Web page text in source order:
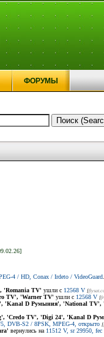
ФОРУМЫ
4 / HD, Conax / Irdeto / VideoGuard
'Romania TV' ушли с 12568 V [
TV', 'Warner TV' ушли с 12568 V [
'Kanal D Румыния', 'National TV',
'Credo TV', 'Digi 24', 'Kanal D
5, DVB-S2 / 8PSK, MPEG-4, открыто [
вернулись на 11512 V, sr 29950,